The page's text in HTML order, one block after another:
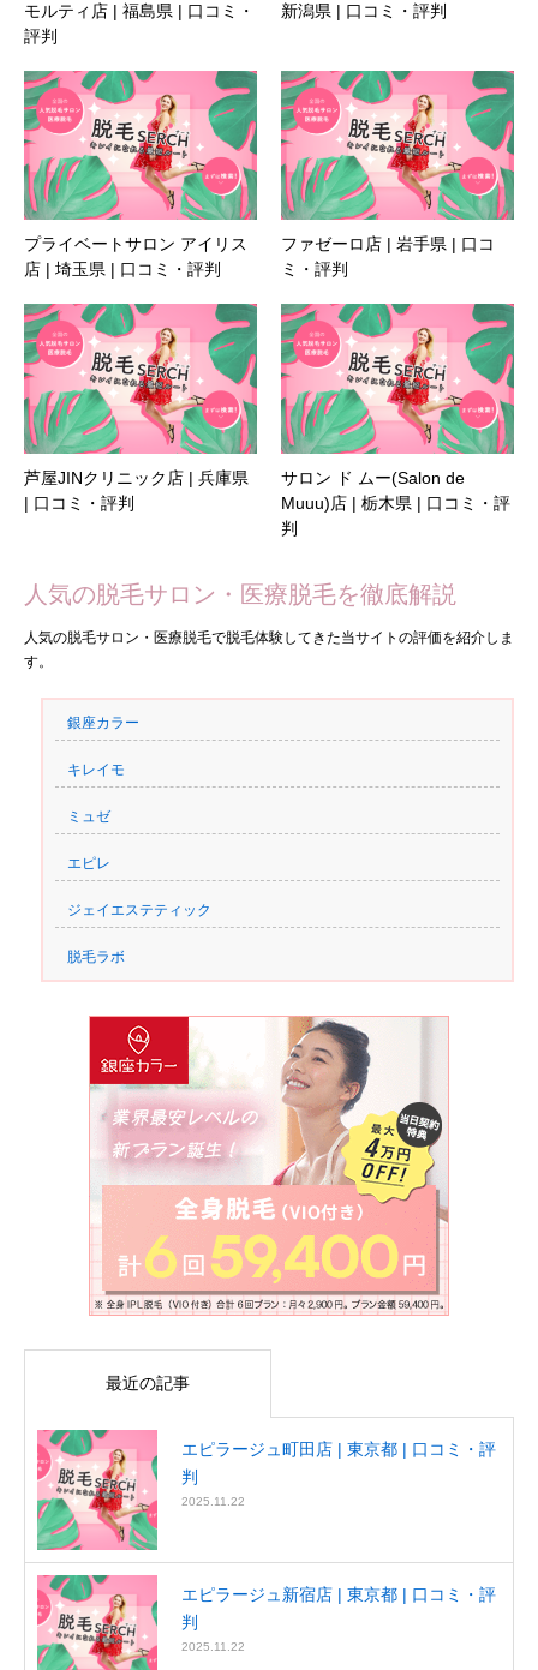
モルティ店 | 福島県 | 口コミ・
評判
新潟県 | 口コミ・評判
プライベートサロン アイリス
店 | 埼玉県 | 口コミ・評判
ファゼーロ店 | 岩手県 | 口コ
ミ・評判
芦屋JINクリニック店 | 兵庫県
| 口コミ・評判
サロン ド ムー(Salon de
Muuu)店 | 栃木県 | 口コミ・評
判
人気の脱毛サロン・医療脱毛を徹底解説
人気の脱毛サロン・医療脱毛で脱毛体験してきた当サイトの評価を紹介しま
す。
銀座カラー
キレイモ
ミュゼ
エピレ
ジェイエステティック
脱毛ラボ
最近の記事
エピラージュ町田店 | 東京都 | 口コミ・評
判
2025.11.22
エピラージュ新宿店 | 東京都 | 口コミ・評
判
2025.11.22